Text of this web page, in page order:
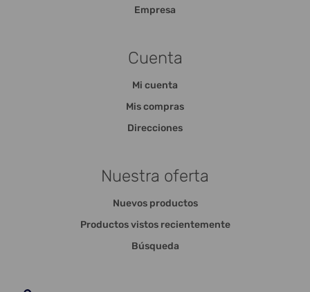
Empresa
Cuenta
Mi cuenta
Mis compras
Direcciones
Nuestra oferta
Nuevos productos
Productos vistos recientemente
Búsqueda